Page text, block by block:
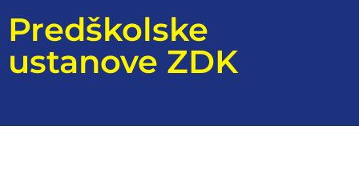
Predškolske
ustanove ZDK